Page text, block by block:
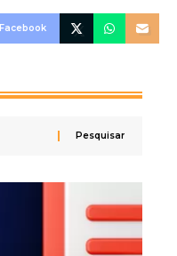
Facebook